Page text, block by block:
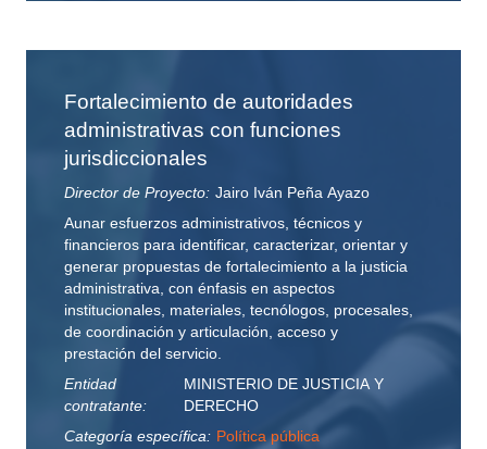
Fortalecimiento de autoridades
administrativas con funciones
jurisdiccionales
Director de Proyecto: Jairo Iván Peña Ayazo
Aunar esfuerzos administrativos, técnicos y
financieros para identificar, caracterizar, orientar y
generar propuestas de fortalecimiento a la justicia
administrativa, con énfasis en aspectos
institucionales, materiales, tecnólogos, procesales,
de coordinación y articulación, acceso y
prestación del servicio.
Entidad
contratante:
MINISTERIO DE JUSTICIA Y
DERECHO
Categoría específica: Política pública